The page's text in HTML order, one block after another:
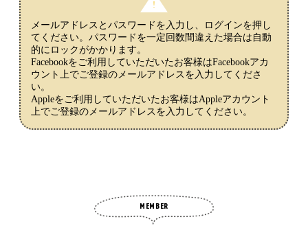
メールアドレスとパスワードを入力し、ログインを押し
てください。パスワードを一定回数間違えた場合は自動
的にロックがかかります。
Facebookをご利用していただいたお客様はFacebookアカ
ウント上でご登録のメールアドレスを入力してくださ
い。
Appleをご利用していただいたお客様はAppleアカウント
上でご登録のメールアドレスを入力してください。
MEMBER